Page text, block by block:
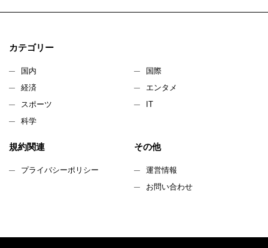
カテゴリー
国内
国際
経済
エンタメ
スポーツ
IT
科学
規約関連
プライバシーポリシー
その他
運営情報
お問い合わせ